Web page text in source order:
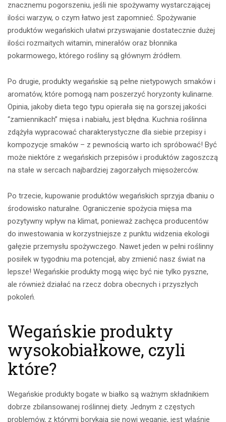
znacznemu pogorszeniu, jeśli nie spożywamy wystarczającej
ilości warzyw, o czym łatwo jest zapomnieć. Spożywanie
produktów wegańskich ułatwi przyswajanie dostatecznie dużej
ilości rozmaitych witamin, minerałów oraz błonnika
pokarmowego, którego rośliny są głównym źródłem.
Po drugie, produkty wegańskie są pełne nietypowych smaków i
aromatów, które pomogą nam poszerzyć horyzonty kulinarne.
Opinia, jakoby dieta tego typu opierała się na gorszej jakości
“zamiennikach” mięsa i nabiału, jest błędna. Kuchnia roślinna
zdążyła wypracować charakterystyczne dla siebie przepisy i
kompozycje smaków – z pewnością warto ich spróbować! Być
może niektóre z wegańskich przepisów i produktów zagoszczą
na stałe w sercach najbardziej zagorzałych mięsożerców.
Po trzecie, kupowanie produktów wegańskich sprzyja dbaniu o
środowisko naturalne. Ograniczenie spożycia mięsa ma
pozytywny wpływ na klimat, ponieważ zachęca producentów
do inwestowania w korzystniejsze z punktu widzenia ekologii
gałęzie przemysłu spożywczego. Nawet jeden w pełni roślinny
posiłek w tygodniu ma potencjał, aby zmienić nasz świat na
lepsze! Wegańskie produkty mogą więc być nie tylko pyszne,
ale również działać na rzecz dobra obecnych i przyszłych
pokoleń.
Wegańskie produkty
wysokobiałkowe, czyli
które?
Wegańskie produkty bogate w białko są ważnym składnikiem
dobrze zbilansowanej roślinnej diety. Jednym z częstych
problemów, z którymi borykają się nowi weganie, jest właśnie